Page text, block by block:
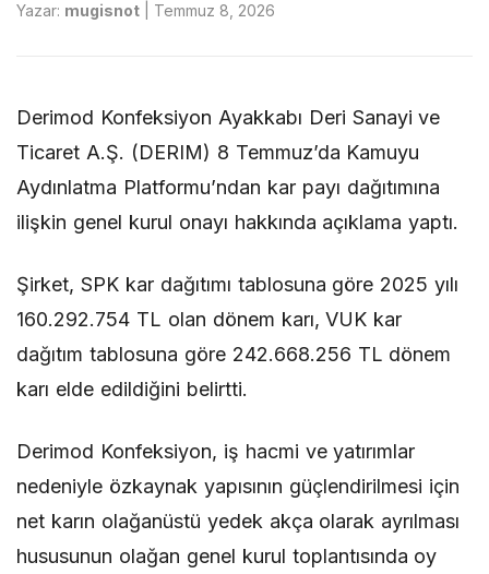
Yazar: mugisnot Temmuz 8, 2026
Derimod Konfeksiyon Ayakkabı Deri Sanayi ve
Ticaret A.Ş. (DERIM) 8 Temmuz’da Kamuyu
Aydınlatma Platformu’ndan kar payı dağıtımına
ilişkin genel kurul onayı hakkında açıklama yaptı.
Şirket, SPK kar dağıtımı tablosuna göre 2025 yılı
160.292.754 TL olan dönem karı, VUK kar
dağıtım tablosuna göre 242.668.256 TL dönem
karı elde edildiğini belirtti.
Derimod Konfeksiyon, iş hacmi ve yatırımlar
nedeniyle özkaynak yapısının güçlendirilmesi için
net karın olağanüstü yedek akça olarak ayrılması
hususunun olağan genel kurul toplantısında oy